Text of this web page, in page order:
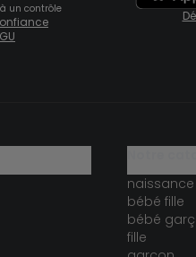
un contrôle
naissance
bébé fille
bébé
fille